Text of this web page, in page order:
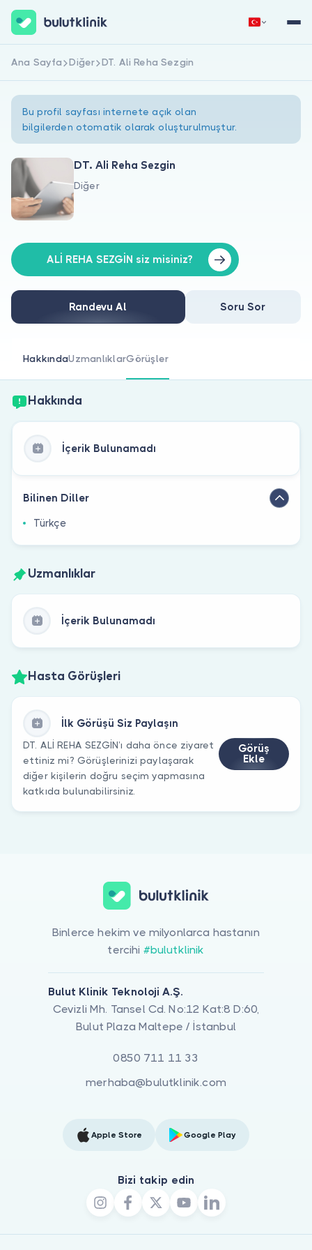
Hakkımızda
Doktorlar için
Doktor musunuz?
Hemen Kaydol
Ana Sayfa Diğer DT. Ali Reha Sezgin
Bu profil sayfası internete açık olan
bilgilerden otomatik olarak oluşturulmuştur.
DT. Ali Reha Sezgin
Diğer
ALİ REHA SEZGİN siz misiniz?
Randevu Al Soru Sor
HakkındaUzmanlıklarGörüşler
Hakkında
İçerik Bulunamadı
Bilinen Diller
Türkçe
Uzmanlıklar
İçerik Bulunamadı
Hasta Görüşleri
İlk Görüşü Siz Paylaşın
DT. ALİ REHA SEZGİN’ı daha önce ziyaret
ettiniz mi? Görüşlerinizi paylaşarak
diğer kişilerin doğru seçim yapmasına
katkıda bulunabilirsiniz.
Görüş
Ekle
Binlerce hekim ve milyonlarca hastanın
tercihi #bulutklinik
Bulut Klinik Teknoloji A.Ş.
Cevizli Mh. Tansel Cd. No:12 Kat:8 D:60,
Bulut Plaza Maltepe / İstanbul
0850 711 11 33
merhaba@bulutklinik.com
Apple Store Google Play
Bizi takip edin